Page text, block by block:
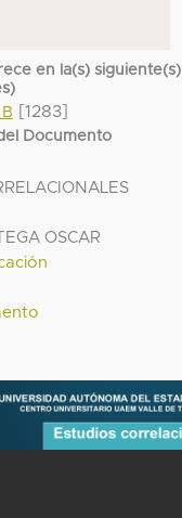
en la(s) siguiente(s)
[1283]
Documento
OSCAR